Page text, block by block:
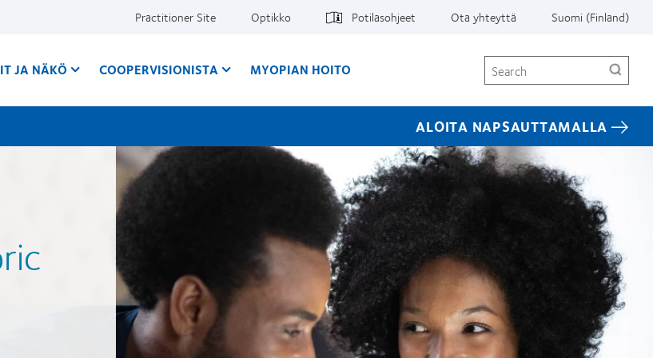
Practitioner Site Optikko Potilasohjeet Ota yhteyttä Suomi (Finland)
JA NÄKÖ COOPERVISIONISTA MYOPIAN HOITO Search
ALOITA NAPSAUTTAMALLA